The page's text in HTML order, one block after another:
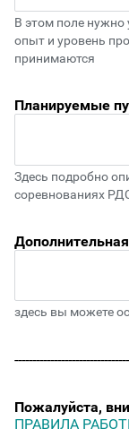
В этом поле
опыт и уровень
принимаются
Планируемые
Здесь подробно
соревнованиях
здесь вы можете
Пожалуйста,
ПРАВИЛА